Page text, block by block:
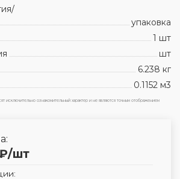
упаковка
1 шт
шт
6.238 кг
0.1152 м3
исключительно ознакомительный характер и не являются точным отображением
/шт